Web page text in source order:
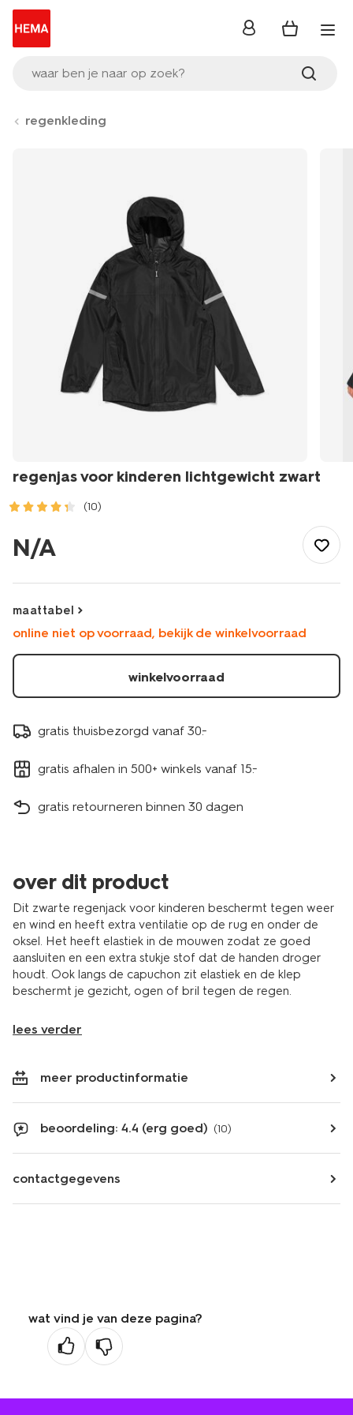
waar ben je naar op zoek?
inloggen
regenkleding
regenjas voor kinderen lichtgewicht zwart
(10)
meisjes/regenjas-
voor-
lichtgewicht-
18440160BLACK.html
N/A
maattabel
online niet op voorraad, bekijk de winkelvoorraad
winkelvoorraad
gratis thuisbezorgd vanaf 30.-
gratis afhalen in 500+ winkels vanaf 15.-
gratis retourneren binnen 30 dagen
over dit product
Dit zwarte regenjack voor kinderen beschermt tegen weer
en wind en heeft extra ventilatie op de rug en onder de
oksel. Het heeft elastiek in de mouwen zodat ze goed
aansluiten en een extra stukje stof dat de handen droger
houdt. Ook langs de capuchon zit elastiek en de klep
beschermt je gezicht, ogen of bril tegen de regen.
lees verder
meer productinformatie
beoordeling: 4.4 (erg goed) (10)
contactgegevens
wat vind je van deze pagina?